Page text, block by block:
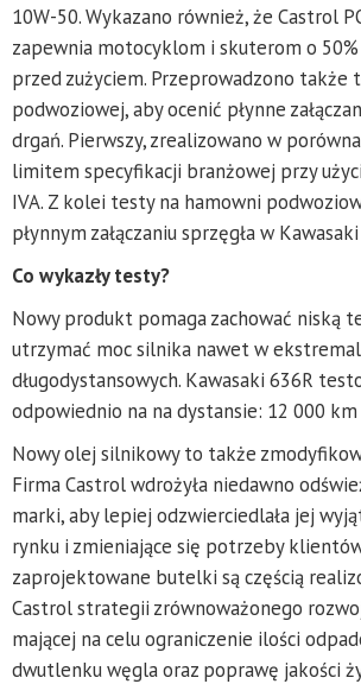
10W-50. Wykazano również, że Castrol
zapewnia motocyklom i skuterom o
przed zużyciem. Przeprowadzono także
podwoziowej, aby ocenić płynne
drgań. Pierwszy, zrealizowano w
limitem specyfikacji branżowej przy
IVA. Z kolei testy na hamowni
płynnym załączaniu sprzęgła w
Co wykazły testy?
Nowy produkt pomaga zachować niską
utrzymać moc silnika nawet w
długodystansowych. Kawasaki 636R
odpowiednio na na dystansie: 12 000
Nowy olej silnikowy to także
Firma Castrol wdrożyła niedawno
marki, aby lepiej odzwierciedlała jej
rynku i zmieniające się potrzeby
zaprojektowane butelki są częścią
Castrol strategii zrównoważonego
mającej na celu ograniczenie ilości
dwutlenku węgla oraz poprawę jakości